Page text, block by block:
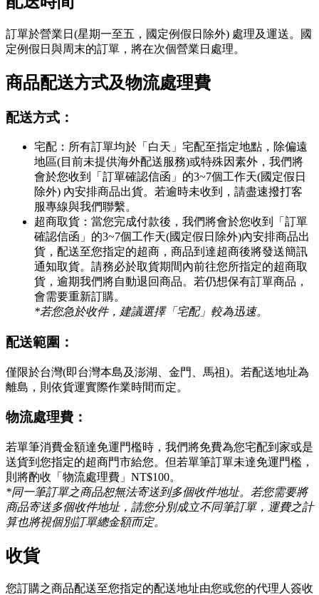
訂單於營業日(星期一至五，國定例假日除外) 處理及運送。國
定例假日與周末的訂單，將在次個營業日處理。
商品配送方式及物流處理費
配送方式：
宅配：所有訂單均於「白天」宅配至指定地點，除偏遠
地區(目前未提供海外配送服務)或特殊因素外，我們將
會於您收到「訂單確認信函」的3~7個工作天(國定假日
除外) 內安排商品出貨。若逾時未收到，請盡速撥打客
服專線與我們聯繫。
超商取貨：當您完成付款後，我們將會於您收到「訂單
確認信函」的3~7個工作天(國定假日除外)內安排商品出
貨，配送至您指定的超商，商品到達超商後將發送簡訊
通知取貨。請務必於取貨期間內前往您所指定的超商取
貨，逾期我們將自動退回商品。若仍想保有訂單商品，
會需要重新訂購。
*若您急於收件，建議選擇「宅配」較為迅速。
配送範圍：
僅限於台灣(即台灣本島及澎湖、金門、馬祖)。若配送地址為
離島，則依貨運實際作業時間而定。
物流處理費：
若單筆消費金額達免運門檻時，我們將免費為您宅配到家或是
送貨到您指定的超商門市給您。但若單筆訂單未達免運門檻，
則將酌收「物流處理費」NT$100。
*同一筆訂單之商品恕無法寄送到多個收件地址。若您需要將
商品寄送多個收件地址，請您分別成立不同筆訂單，運費之計
算也將視個別訂單總金額而定。
收貨
您訂購之商品配送至您指定的配送地址由您或您的代理人簽收